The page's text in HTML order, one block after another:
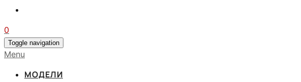
0
Toggle navigation
Menu
МОДЕЛИ